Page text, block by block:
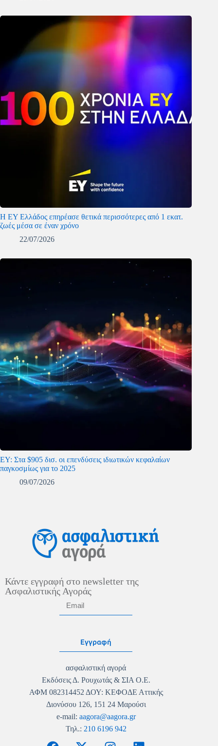
Η EY Ελλάδος επηρέασε θετικά περισσότερες από 1 εκατ.
ζωές μέσα σε έναν χρόνο
22/07/2026
ΕΥ: Στα $905 δισ. οι επενδύσεις ιδιωτικών κεφαλαίων
παγκοσμίως για το 2025
09/07/2026
Κάντε εγγραφή στο newsletter της
Ασφαλιστικής Αγοράς
Εγγραφή
ασφαλιστική αγορά
Εκδόσεις Δ. Ρουχωτάς & ΣΙΑ Ο.Ε.
ΑΦΜ 082314452 ΔΟΥ: ΚΕΦΟΔΕ Αττικής
Διονύσου 126, 151 24 Μαρούσι
e-mail: aagora@aagora.gr
Τηλ.: 210 6196 942